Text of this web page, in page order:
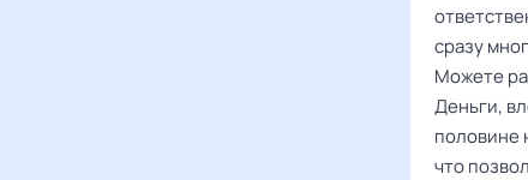
сразу
Можете
Деньги,
половине
что